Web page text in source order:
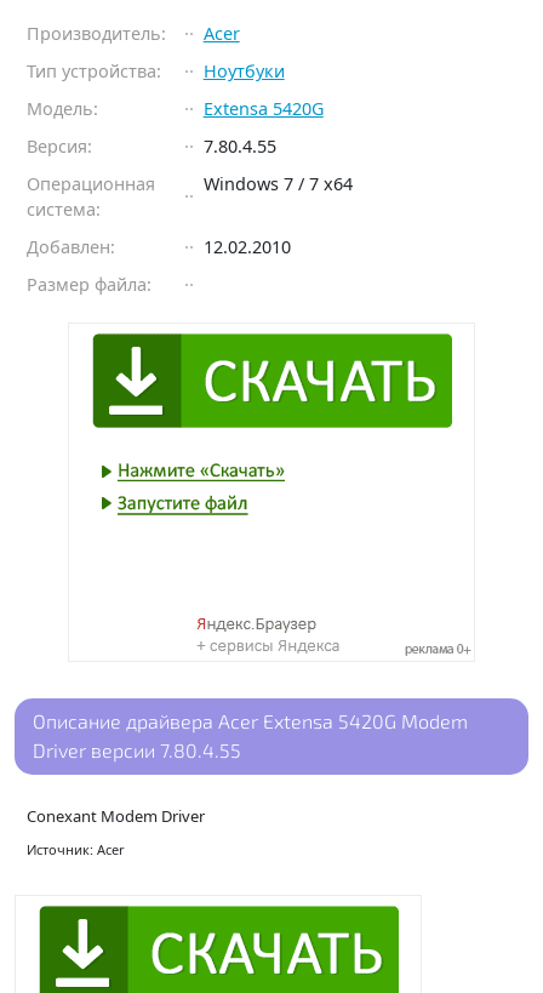
Производитель:
Acer
Тип устройства:
Ноутбуки
Модель:
Extensa 5420G
Версия:
7.80.4.55
Операционная
система:
Windows 7 / 7 x64
Добавлен:
12.02.2010
Размер файла:
Описание драйвера Acer Extensa 5420G Modem
Driver версии 7.80.4.55
Conexant Modem Driver
Источник: Acer